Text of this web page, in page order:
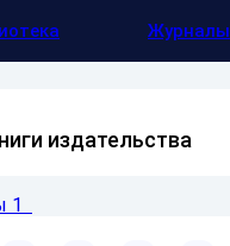
Журналы
издательства
1